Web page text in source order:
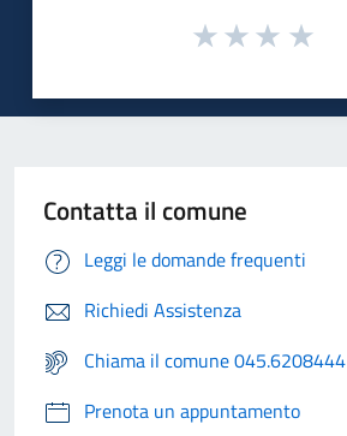
Contatta il comune
Leggi le domande frequenti
Richiedi Assistenza
Chiama il comune 045.6208444
Prenota un appuntamento